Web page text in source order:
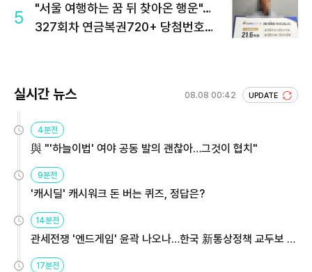
5
"서울 여행하는 꿈 뒤 찾아온 행운"…
327회차 연금복권720+ 당첨번호조
실시간 뉴스 08.08 00:42 UPDATE
4분전
與 "'하늘이법' 여야 공동 발의 괜찮아…그것이 협치"
9분전
'캐시딜' 캐시워크 돈 버는 퀴즈, 정답은?
14분전
관세전쟁 '엔드게임' 윤곽 나오나…한국 新통상정책 교두보 활
용해야
17분전